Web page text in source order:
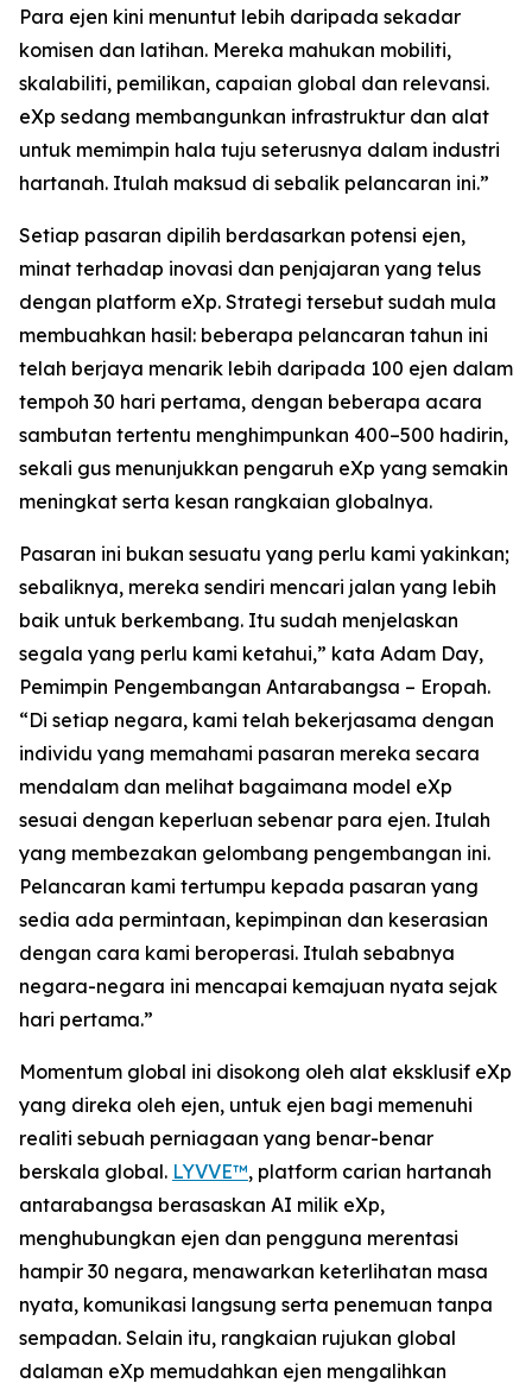
Para ejen kini menuntut lebih daripada sekadar
komisen dan latihan. Mereka mahukan mobiliti,
skalabiliti, pemilikan, capaian global dan relevansi.
eXp sedang membangunkan infrastruktur dan alat
untuk memimpin hala tuju seterusnya dalam industri
hartanah. Itulah maksud di sebalik pelancaran ini.”
Setiap pasaran dipilih berdasarkan potensi ejen,
minat terhadap inovasi dan penjajaran yang telus
dengan platform eXp. Strategi tersebut sudah mula
membuahkan hasil: beberapa pelancaran tahun ini
telah berjaya menarik lebih daripada 100 ejen dalam
tempoh 30 hari pertama, dengan beberapa acara
sambutan tertentu menghimpunkan 400–500 hadirin,
sekali gus menunjukkan pengaruh eXp yang semakin
meningkat serta kesan rangkaian globalnya.
Pasaran ini bukan sesuatu yang perlu kami yakinkan;
sebaliknya, mereka sendiri mencari jalan yang lebih
baik untuk berkembang. Itu sudah menjelaskan
segala yang perlu kami ketahui,” kata Adam Day,
Pemimpin Pengembangan Antarabangsa – Eropah.
“Di setiap negara, kami telah bekerjasama dengan
individu yang memahami pasaran mereka secara
mendalam dan melihat bagaimana model eXp
sesuai dengan keperluan sebenar para ejen. Itulah
yang membezakan gelombang pengembangan ini.
Pelancaran kami tertumpu kepada pasaran yang
sedia ada permintaan, kepimpinan dan keserasian
dengan cara kami beroperasi. Itulah sebabnya
negara-negara ini mencapai kemajuan nyata sejak
hari pertama.”
Momentum global ini disokong oleh alat eksklusif eXp
yang direka oleh ejen, untuk ejen bagi memenuhi
realiti sebuah perniagaan yang benar-benar
berskala global. LYVVE™, platform carian hartanah
antarabangsa berasaskan AI milik eXp,
menghubungkan ejen dan pengguna merentasi
hampir 30 negara, menawarkan keterlihatan masa
nyata, komunikasi langsung serta penemuan tanpa
sempadan. Selain itu, rangkaian rujukan global
dalaman eXp memudahkan ejen mengalihkan